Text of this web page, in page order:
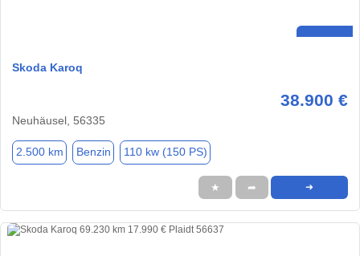
Skoda Karoq
38.900 €
Neuhäusel, 56335
2.500 km Benzin 110 kw (150 PS)
★ ➦ ➜